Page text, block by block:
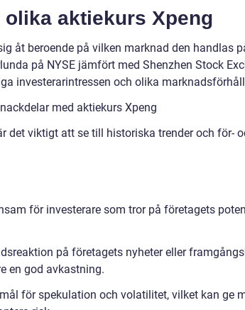
aktiekurs Xpeng
åt beroende på vilken marknad den handlas
på NYSE jämfört med Shenzhen Stock
investerarintressen och olika
med aktiekurs Xpeng
det viktigt att se till historiska trender och för-
för investerare som tror på företagets
på företagets nyheter eller
en god avkastning.
för spekulation och volatilitet, vilket kan ge